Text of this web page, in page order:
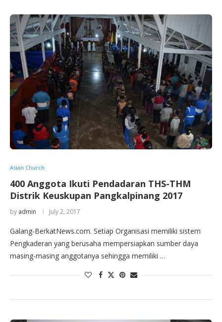
Asian Church
400 Anggota Ikuti Pendadaran THS-THM
Distrik Keuskupan Pangkalpinang 2017
by admin July 2, 2017
Galang-BerkatNews.com. Setiap Organisasi memiliki sistem
Pengkaderan yang berusaha mempersiapkan sumber daya
masing-masing anggotanya sehingga memiliki …